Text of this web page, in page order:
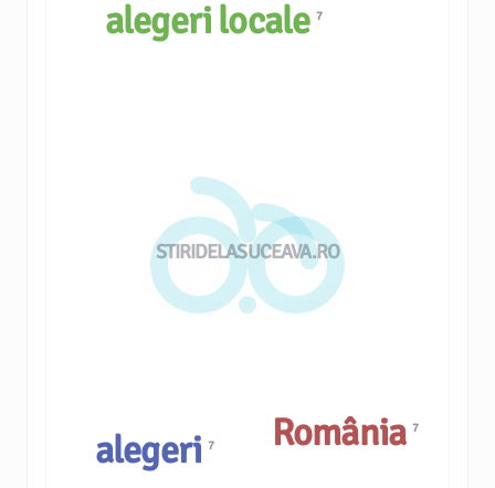
STIRIDELASUCEAVA.RO
România7
alegeri7
alegeri locale7